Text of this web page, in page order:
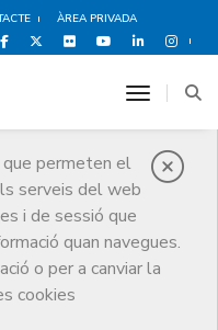
ÀREA PRIVADA
permeten el
serveis del web
i de sessió que
quan navegues.
o per a canviar la
cookies
toggle